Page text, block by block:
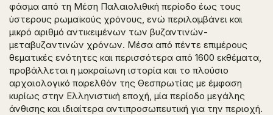
φάσμα από τη Μέση Παλαιολιθική περίοδο έως τους
ύστερους ρωμαϊκούς χρόνους, ενώ περιλαμβάνει και
μικρό αριθμό αντικειμένων των βυζαντινών-
μεταβυζαντινών χρόνων. Μέσα από πέντε επιμέρους
θεματικές ενότητες και περισσότερα από 1600 εκθέματα,
προβάλλεται η μακραίωνη ιστορία και το πλούσιο
αρχαιολογικό παρελθόν της Θεσπρωτίας με έμφαση
κυρίως στην Ελληνιστική εποχή, μία περίοδο μεγάλης
άνθισης και ιδιαίτερα αντιπροσωπευτική για την περιοχή.